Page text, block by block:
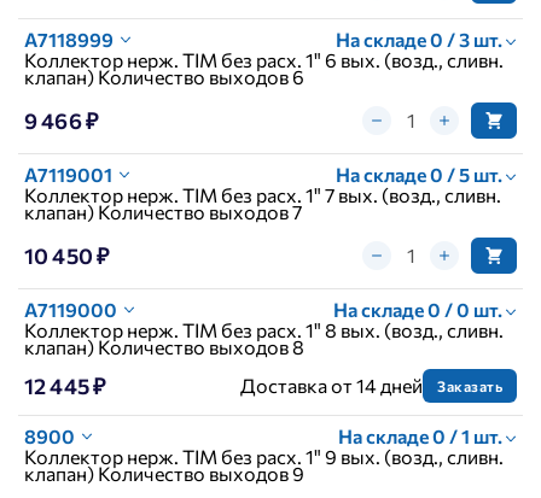
A7118999
На складе 0 / 3 шт.
Коллектор нерж. TIM без расх. 1" 6 вых. (возд., сливн.
клапан) Количество выходов 6
9 466 ₽
A7119001
На складе 0 / 5 шт.
Коллектор нерж. TIM без расх. 1" 7 вых. (возд., сливн.
клапан) Количество выходов 7
10 450 ₽
A7119000
На складе 0 / 0 шт.
Коллектор нерж. TIM без расх. 1" 8 вых. (возд., сливн.
клапан) Количество выходов 8
12 445 ₽ Доставка от 14 дней Заказать
8900
На складе 0 / 1 шт.
Коллектор нерж. TIM без расх. 1" 9 вых. (возд., сливн.
клапан) Количество выходов 9